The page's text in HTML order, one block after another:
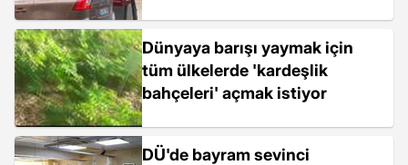
Dünyaya barışı yaymak için
tüm ülkelerde 'kardeşlik
bahçeleri' açmak istiyor
DÜ'de bayram sevinci